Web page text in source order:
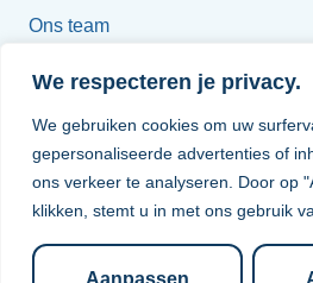
We respecteren je privacy.
We gebruiken cookies om uw
gepersonaliseerde advertenties of
ons verkeer te analyseren. Door op
klikken, stemt u in met ons gebruik
Aanpassen
Ons team
Françoise Platteborse
+32 496 58 61 97
info@bluetrees.be